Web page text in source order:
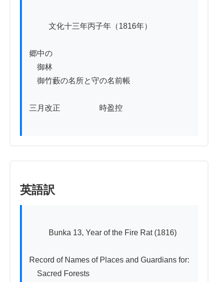
郷中の
御林
御竹藪の名所と守の名前帳
三月改正　　　　　時盈控
英語訳
Record of Names of Places and Guardians for:
Sacred Forests